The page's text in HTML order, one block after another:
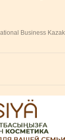
Business